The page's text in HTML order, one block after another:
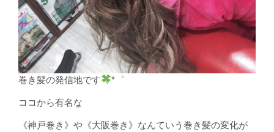
巻き髪の発信地です *゜
ココから有名な
《神戸巻き》や《大阪巻き》なんていう巻き髪の変化が